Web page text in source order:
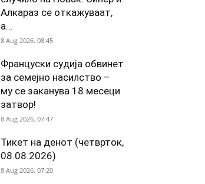
Алкараз се откажуваат,
а...
8 Aug 2026. 08:45
Француски судија обвинет
за семејно насилство –
му се заканува 18 месеци
затвор!
8 Aug 2026. 07:47
Тикет на денот (четврток,
08.08.2026)
8 Aug 2026. 07:20